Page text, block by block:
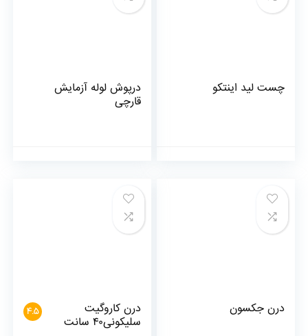
چست لید اینتکو
درپوش لوله آزمایش
قارچی
درن جکسون 4.5
درن کاروگیت
سلیکونی۴۰ سانت